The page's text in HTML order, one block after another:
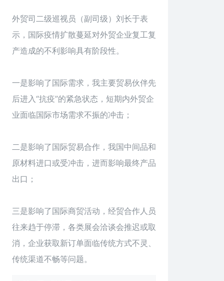
外贸司二级巡视员（副司级）刘长于表
示，国际疫情扩散蔓延对外贸企业复工复
产造成的不利影响具有阶段性。
一是影响了国际需求，我主要贸易伙伴先
后进入“抗疫”的紧急状态，短期内外贸企
业面临国际市场需求不振的冲击；
二是影响了国际贸易合作，我国中间品和
原材料进口或受冲击，进而影响最终产品
出口；
三是影响了国际商贸活动，经贸合作人员
往来趋于停滞，各类展会洽谈会推迟或取
消，企业获取新订单面临传统方式不灵、
传统渠道不畅等问题。